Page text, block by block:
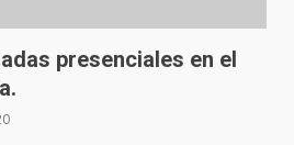
presenciales en el